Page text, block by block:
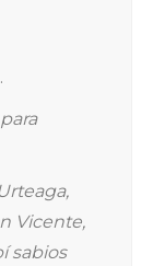
Vicente,
sabios